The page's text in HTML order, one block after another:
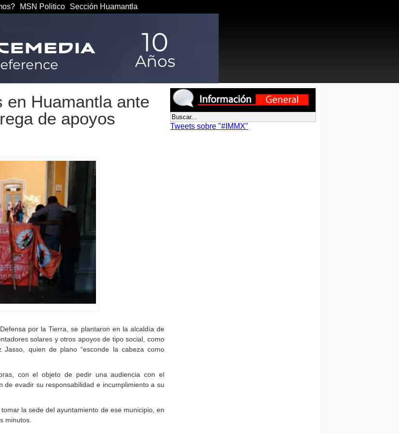
MSN Politico Sección Huamantla
en Huamantla ante
de apoyos
por la Tierra, se plantaron en la alcaldía de
solares y otros apoyos de tipo social, como
quien de plano “esconde la cabeza como
con el objeto de pedir una audiencia con el
evadir su responsabilidad e incumplimiento a su
la sede del ayuntamiento de ese municipio, en
minutos.
Tweets sobre "#IMMX"